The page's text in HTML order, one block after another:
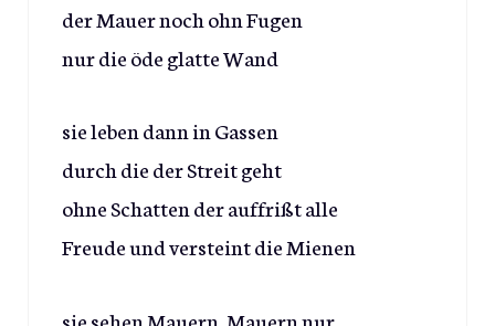
der Mauer noch ohn Fugen
nur die öde glatte Wand
sie leben dann in Gassen
durch die der Streit geht
ohne Schatten der auffrißt alle
Freude und versteint die Mienen
sie sehen Mauern, Mauern nur